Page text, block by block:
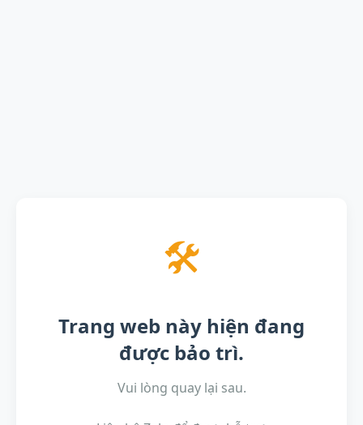
🛠️
Trang web này hiện đang
được bảo trì.
Vui lòng quay lại sau.